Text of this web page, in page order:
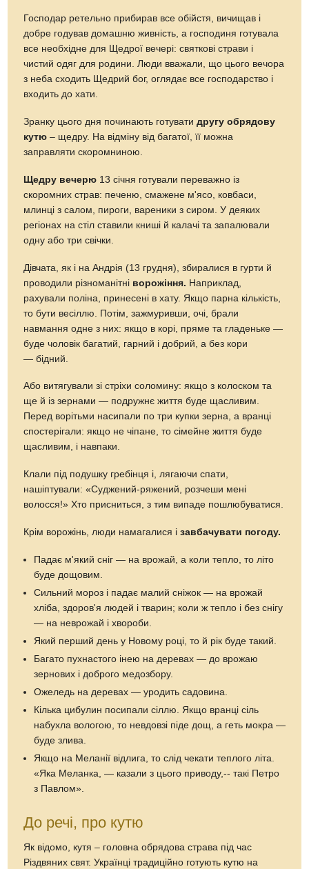
Господар ретельно прибирав все обійстя, вичищав і
добре годував домашню живність, а господиня готувала
все необхідне для Щедрої вечері: святкові страви і
чистий одяг для родини. Люди вважали, що цього вечора
з неба сходить Щедрий бог, оглядає все господарство і
входить до хати.
Зранку цього дня починають готуватидругу обрядову
кутю – щедру. На відміну від багатої, її можна
заправляти скоромниною.
Щедру вечерю 13 січня готували переважно із
скоромних страв: печеню, смажене м'ясо, ковбаси,
млинці з салом, пироги, вареники з сиром. У деяких
регіонах на стіл ставили книші й калачі та запалювали
одну або три свічки.
Дівчата, як і на Андрія (13 грудня), збиралися в гурти й
проводили різноманітні ворожіння. Наприклад,
рахували поліна, принесені в хату. Якщо парна кількість,
то бути весіллю. Потім, зажмуривши, очі, брали
навмання одне з них: якщо в корі, пряме та гладеньке —
буде чоловік багатий, гарний і добрий, а без кори
— бідний.
Або витягували зі стріхи соломину: якщо з колоском та
ще й із зернами — подружнє життя буде щасливим.
Перед ворітьми насипали по три купки зерна, а вранці
спостерігали: якщо не чіпане, то сімейне життя буде
щасливим, і навпаки.
Клали під подушку гребінця і, лягаючи спати,
нашіптували: «Суджений-ряжений, розчеши мені
волосся!» Хто присниться, з тим випаде пошлюбуватися.
Крім ворожінь, люди намагалися ізавбачувати погоду.
Падає м'який сніг — на врожай, а коли тепло, то літо
буде дощовим.
Сильний мороз і падає малий сніжок — на врожай
хліба, здоров'я людей і тварин; коли ж тепло і без снігу
— на неврожай і хвороби.
Який перший день у Новому році, то й рік буде такий.
Багато пухнастого інею на деревах — до врожаю
зернових і доброго медозбору.
Ожеледь на деревах — уродить садовина.
Кілька цибулин посипали сіллю. Якщо вранці сіль
набухла вологою, то невдовзі піде дощ, а геть мокра —
буде злива.
Якщо на Меланії відлига, то слід чекати теплого літа.
«Яка Меланка, — казали з цього приводу,-- такі Петро
з Павлом».
До речі, про кутю
Як відомо, кутя – головна обрядова страва під час
Різдвяних свят. Українці традиційно готують кутю на